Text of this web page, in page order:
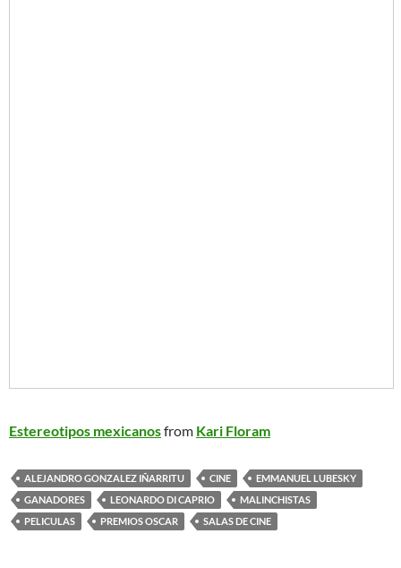
Estereotipos mexicanosfrom Kari Floram
ALEJANDRO GONZALEZ IÑARRITU CINE
EMMANUEL LUBESKY
GANADORES
LEONARDO DI CAPRIO
MALINCHISTAS
PELICULAS
PREMIOS OSCAR SALAS DE CINE